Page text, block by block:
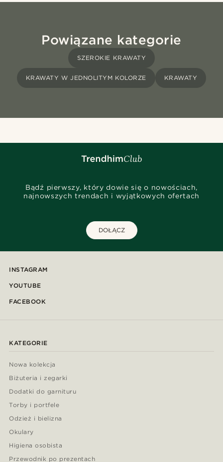
Powiązane kategorie
SZEROKIE KRAWATY
KRAWATY W JEDNOLITYM KOLORZE KRAWATY
Bądź pierwszy, który dowie się o nowościach,
najnowszych trendach i wyjątkowych ofertach
DOŁĄCZ
INSTAGRAM
YOUTUBE
FACEBOOK
KATEGORIE
Nowa kolekcja
Biżuteria i zegarki
Dodatki do garnituru
Torby i portfele
Odzież i bielizna
Okulary
Higiena osobista
Przewodnik po prezentach